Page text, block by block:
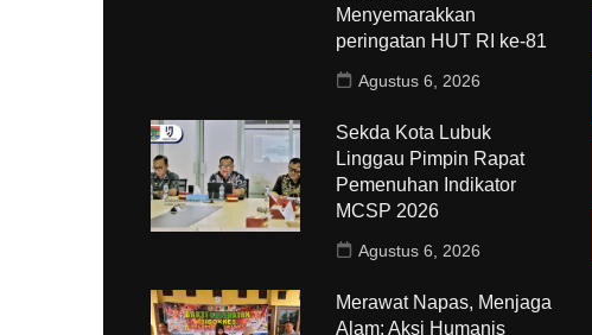
Menyemarakkan
peringatan HUT RI ke-81
Agustus 6, 2026
Sekda Kota Lubuk
Linggau Pimpin Rapat
Pemenuhan Indikator
MCSP 2026
Agustus 6, 2026
Merawat Napas, Menjaga
Alam: Aksi Humanis